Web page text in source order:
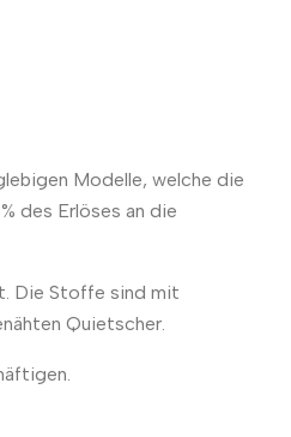
Modelle, welche die
des Erlöses an die
Die Stoffe sind mit
Quietscher.